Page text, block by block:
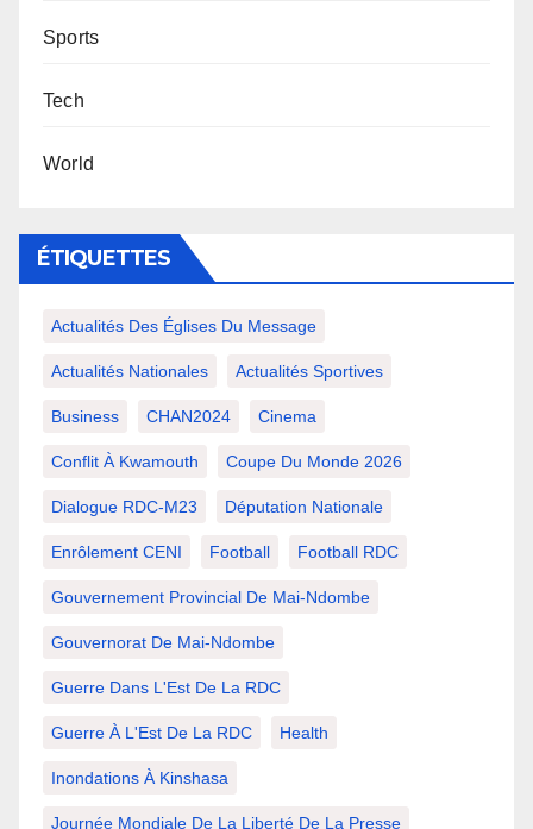
Sports
Tech
World
ÉTIQUETTES
Actualités Des Églises Du Message
Actualités Nationales Actualités Sportives
Business CHAN2024 Cinema
Conflit À Kwamouth Coupe Du Monde 2026
Dialogue RDC-M23 Députation Nationale
Enrôlement CENI Football Football RDC
Gouvernement Provincial De Mai-Ndombe
Gouvernorat De Mai-Ndombe
Guerre Dans L'Est De La RDC
Guerre À L'Est De La RDC Health
Inondations À Kinshasa
Journée Mondiale De La Liberté De La Presse